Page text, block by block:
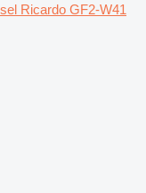
Ricardo GF2-W41